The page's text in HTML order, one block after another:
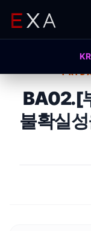
KR
BA02.[
불확실